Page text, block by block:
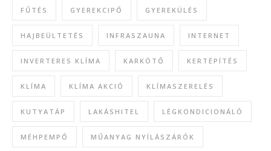
FŰTÉS GYEREKCIPŐ GYEREKÜLÉS
HAJBEÜLTETÉS INFRASZAUNA INTERNET
INVERTERES KLÍMA KARKÖTŐ KERTÉPÍTÉS
KLÍMA KLÍMA AKCIÓ KLÍMASZERELÉS
KUTYATÁP LAKÁSHITEL LÉGKONDICIONÁLÓ
MÉHPEMPŐ MŰANYAG NYÍLÁSZÁRÓK